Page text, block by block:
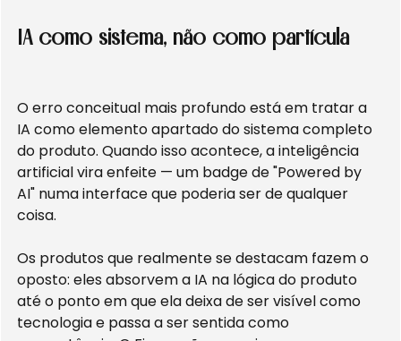
IA como sistema, não como partícula
O erro conceitual mais profundo está em tratar a
IA como elemento apartado do sistema completo
do produto. Quando isso acontece, a inteligência
artificial vira enfeite — um badge de "Powered by
AI" numa interface que poderia ser de qualquer
coisa.
Os produtos que realmente se destacam fazem o
oposto: eles absorvem a IA na lógica do produto
até o ponto em que ela deixa de ser visível como
tecnologia e passa a ser sentida como